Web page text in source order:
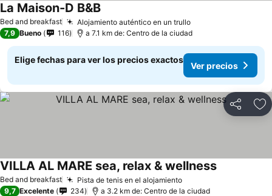
Bed and breakfast Alojamiento auténtico en un trulloVer precios
La Maison-D B&BVer precios
7,9 Bueno 116 a 7.1 km de: Centro de la ciudad
Elige fechas para ver los precios exactos
Ver precios
Compartir
Bed and breakfast Pista de tenis en el alojamientoVer precios
VILLA AL MARE sea, relax & wellnessVer precios
9,7 Excelente 234 a 3.2 km de: Centro de la ciudad